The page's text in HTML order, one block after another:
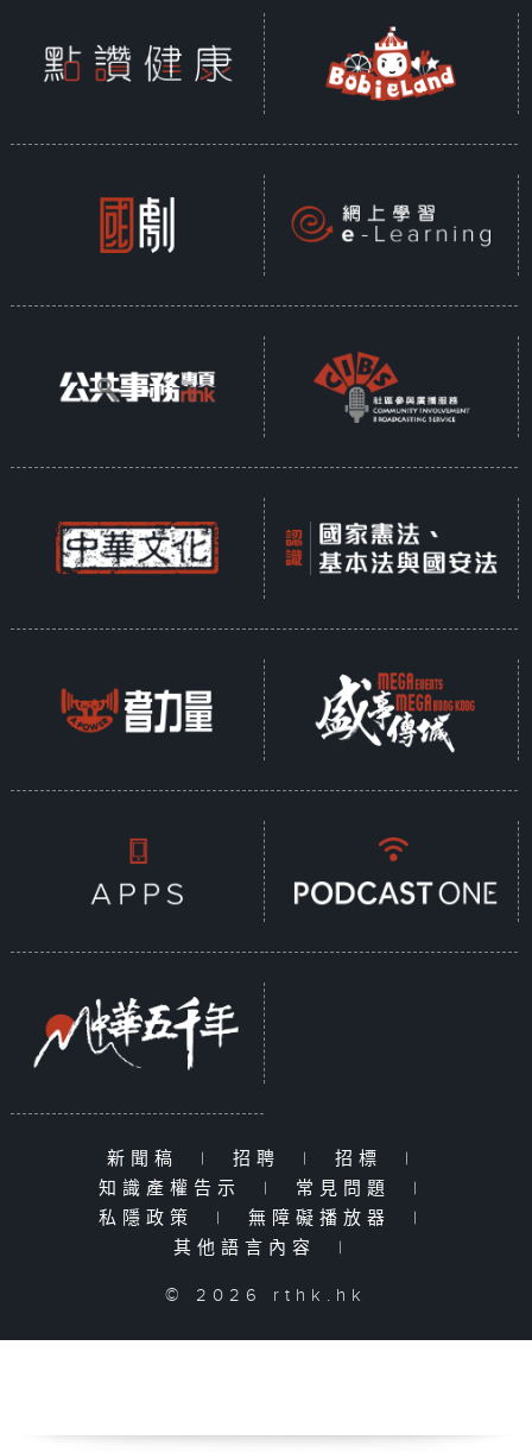
新聞稿 | 招聘 | 招標
|
知識產權告示
| 常見問題
|
私隱政策
| 無障礙播放器
|
其他語言內容
|
© 2026 rthk.hk